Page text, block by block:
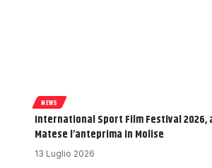
NEWS
International Sport Film Festival 2026,
Matese l’anteprima in Molise
13 Luglio 2026